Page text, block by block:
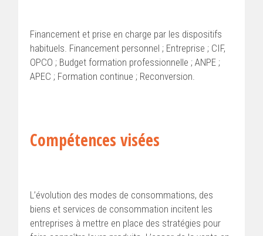
Financement et prise en charge par les dispositifs
habituels. Financement personnel ; Entreprise ; CIF,
OPCO ; Budget formation professionnelle ; ANPE ;
APEC ; Formation continue ; Reconversion.
Compétences visées
L’évolution des modes de consommations, des
biens et services de consommation incitent les
entreprises à mettre en place des stratégies pour